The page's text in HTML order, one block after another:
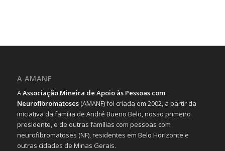
A AMANF
AAssociação Mineira de Apoio às Pessoas com
Neurofibromatoses(AMANF) foi criada em 2002, a partir da
iniciativa da família de André Bueno Belo, nosso primeiro
presidente, e de outras famílias com pessoas com
neurofibromatoses (NF), residentes em Belo Horizonte e
outras cidades de Minas Gerais.